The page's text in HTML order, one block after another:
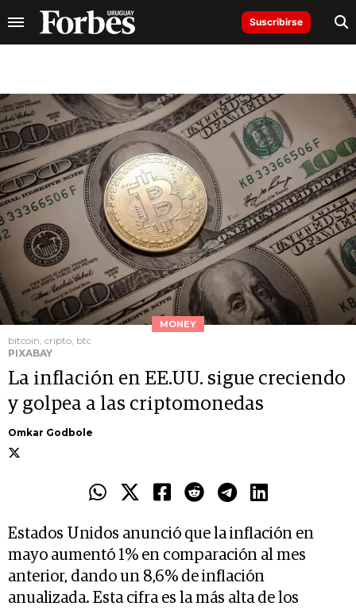
Suscribirse
MONEY
bitcoin, cripto, btc
PIXABAY
La inflación en EE.UU. sigue creciendo
y golpea a las criptomonedas
Omkar Godbole
Estados Unidos anunció que la inflación en
mayo aumentó 1% en comparación al mes
anterior, dando un 8,6% de inflación
anualizada. Esta cifra es la más alta de los